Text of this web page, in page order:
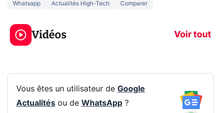
Whatsapp Actualités High-Tech Comparer
Vidéos Voir tout
3 écrans en 1 pour
319€ ? Voici L'AOC
CQ32G4ZA !
prochaine
Vous êtes un utilisateur de Google
Actualitésou de WhatsApp?